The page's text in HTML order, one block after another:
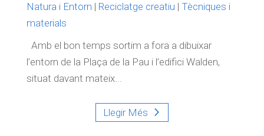
Natura i Entorn | Reciclatge creatiu | Tècniques i
materials
Amb el bon temps sortim a fora a dibuixar
l’entorn de la Plaça de la Pau i l’edifici Walden,
situat davant mateix...
Llegir Més